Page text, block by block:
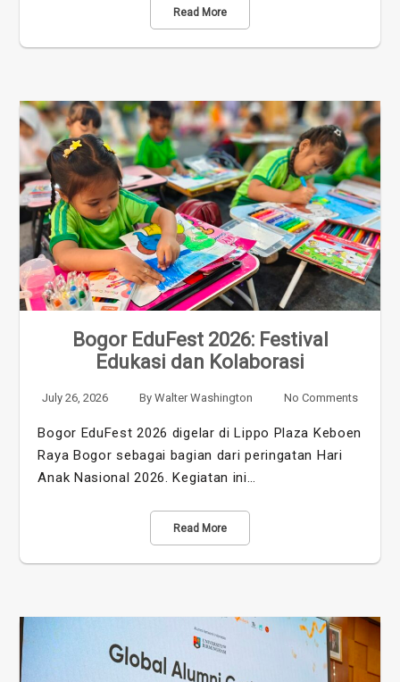
Read More
Bogor EduFest 2026: Festival
Edukasi dan Kolaborasi
July 26, 2026 By Walter Washington No Comments
Bogor EduFest 2026 digelar di Lippo Plaza Keboen
Raya Bogor sebagai bagian dari peringatan Hari
Anak Nasional 2026. Kegiatan ini…
Read More